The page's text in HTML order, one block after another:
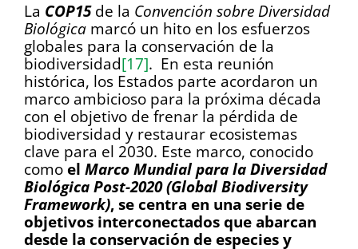
La COP15de la Convención sobre Diversidad
Biológica marcó un hito en los esfuerzos
globales para la conservación de la
biodiversidad[17]. En esta reunión
histórica, los Estados parte acordaron un
marco ambicioso para la próxima década
con el objetivo de frenar la pérdida de
biodiversidad y restaurar ecosistemas
clave para el 2030. Este marco, conocido
como el Marco Mundial para la Diversidad
Biológica Post-2020 (Global Biodiversity
Framework), se centra en una serie de
objetivos interconectados que abarcan
desde la conservación de especies y